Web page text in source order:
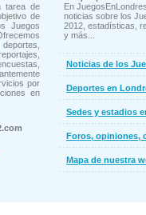
tarea de
de
Juegos
por
en
En
noticias sobre los
2012, estadísticas,
y más...
Noticias de los
Deportes en
Sedes y estadios
Foros, opiniones,
Mapa de nuestra